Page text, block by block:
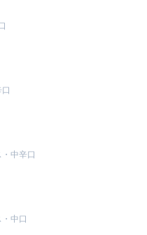
中辛口
中口